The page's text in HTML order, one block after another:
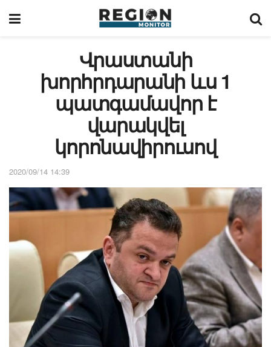
Վրաստանի
խորհրդարանի ևս 1
պատգամավոր է
վարակվել
կորոնավիրուսով
2020/09/14 14:39